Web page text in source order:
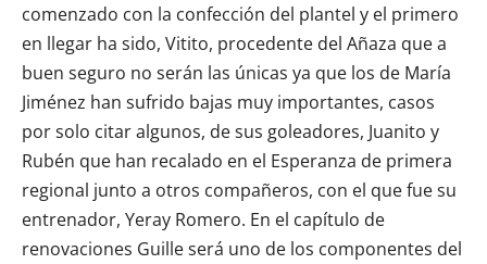
comenzado con la confección del plantel y el primero
en llegar ha sido, Vitito, procedente del Añaza que a
buen seguro no serán las únicas ya que los de María
Jiménez han sufrido bajas muy importantes, casos
por solo citar algunos, de sus goleadores, Juanito y
Rubén que han recalado en el Esperanza de primera
regional junto a otros compañeros, con el que fue su
entrenador, Yeray Romero. En el capítulo de
renovaciones Guille será uno de los componentes del